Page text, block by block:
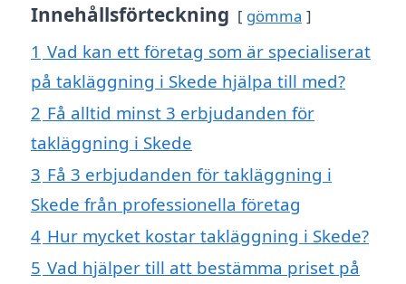
Innehållsförteckning gömma
1 Vad kan ett företag som är specialiserat
på takläggning i Skede hjälpa till med?
2 Få alltid minst 3 erbjudanden för
takläggning i Skede
3 Få 3 erbjudanden för takläggning i
Skede från professionella företag
4 Hur mycket kostar takläggning i Skede?
5 Vad hjälper till att bestämma priset på